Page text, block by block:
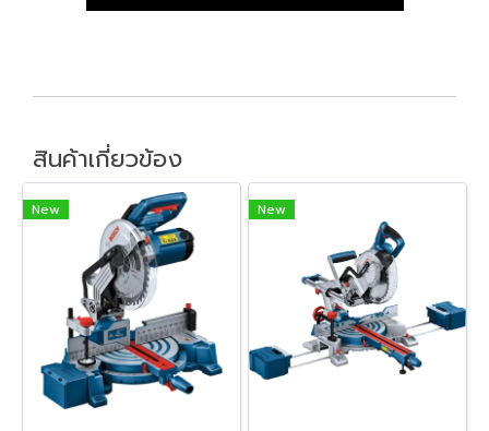
สินค้าเกี่ยวข้อง
New New